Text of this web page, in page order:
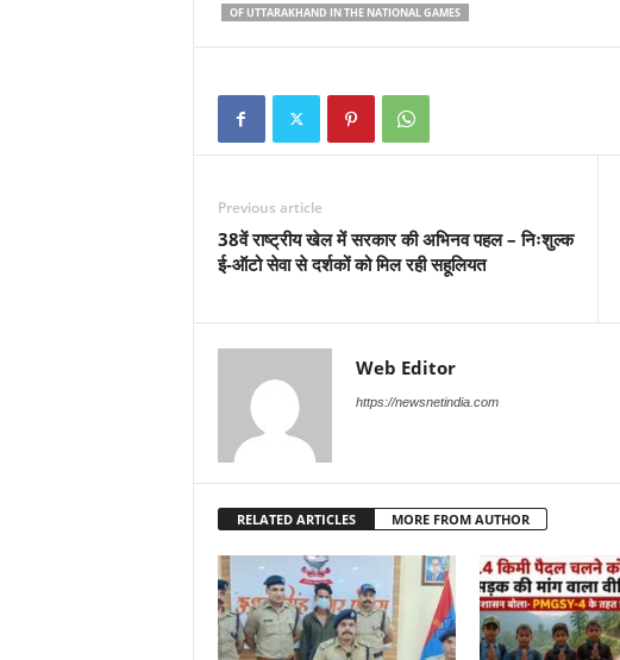
OF UTTARAKHAND IN THE NATIONAL GAMES
Previous article
38वें राष्ट्रीय खेल में सरकार की अभिनव पहल – निःशुल्क
ई-ऑटो सेवा से दर्शकों को मिल रही सहूलियत
Web Editor
https://newsnetindia.com
RELATED ARTICLES MORE FROM AUTHOR